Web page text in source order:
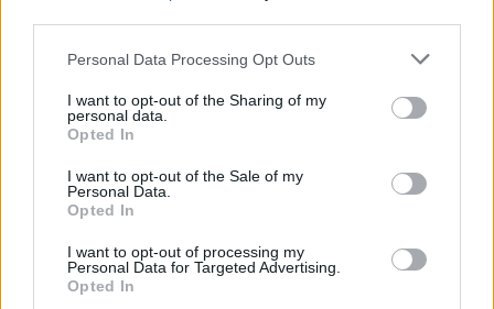
Personal Data Processing Opt Outs
I want to opt-out of the Sharing of my
personal data.
Opted In
I want to opt-out of the Sale of my
Personal Data.
Opted In
I want to opt-out of processing my
Personal Data for Targeted Advertising.
Opted In
A járvány elleni védekezés eredményessége
az elhunytak számából mérhető...
Lassan 20ezernél tart sajna ez a szám....
Rettentő nagy hibát követett el az iskolák késői lezárásával...
Ezt jól látom hiszen a legngyobb gyerekem
gimnazista ő távoktatásba vett részét,de a 2kisebb általános
iskolába járt és ott tucatszámra,százával betegedtek meg... Mégis
kéri vezérléssel csiki-csukiztak a
lezárással,osztályonként,iskolánként..
A munka jövedelem nélkül maradt emberek,családok nem kaptak